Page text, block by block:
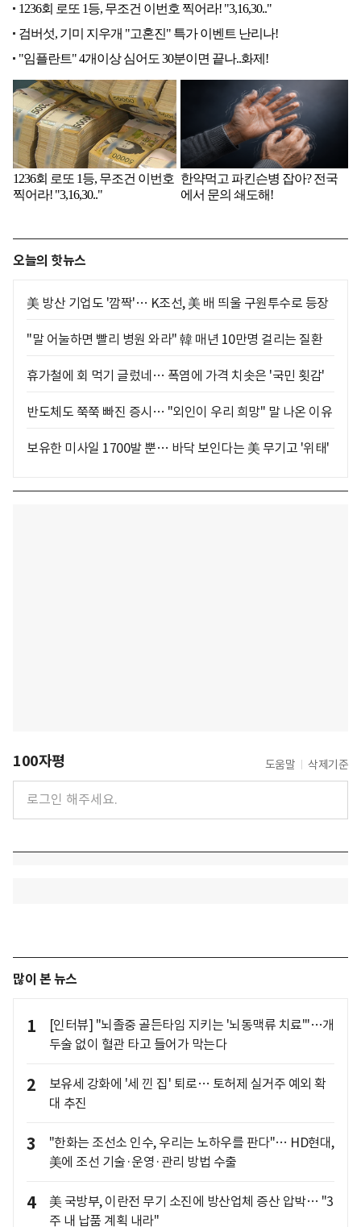
오늘의 핫뉴스
美 방산 기업도 '깜짝'… K조선, 美 배 띄울 구원투수로 등장
"말 어눌하면 빨리 병원 와라" 韓 매년 10만명 걸리는 질환
휴가철에 회 먹기 글렀네… 폭염에 가격 치솟은 '국민 횟감'
반도체도 쭉쭉 빠진 증시… "외인이 우리 희망" 말 나온 이유
보유한 미사일 1700발 뿐… 바닥 보인다는 美 무기고 '위태'
100자평 도움말 삭제기준
많이 본 뉴스
1
[인터뷰] "뇌졸중 골든타임 지키는 '뇌동맥류 치료'"…개
두술 없이 혈관 타고 들어가 막는다
2
보유세 강화에 '세 낀 집' 퇴로… 토허제 실거주 예외 확
대 추진
3
"한화는 조선소 인수, 우리는 노하우를 판다"… HD현대,
美에 조선 기술·운영·관리 방법 수출
4
美 국방부, 이란전 무기 소진에 방산업체 증산 압박… "3
주 내 납품 계획 내라"